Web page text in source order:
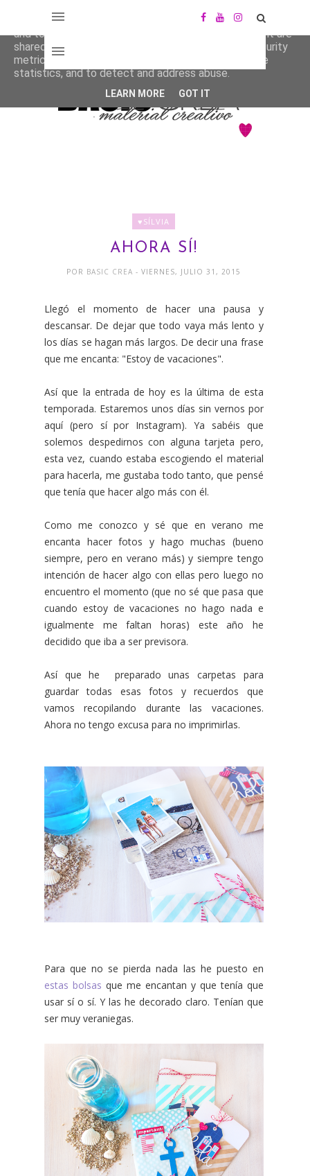
♥SÍLVIA
AHORA SÍ!
POR BASIC CREA- VIERNES, JULIO 31, 2015
Llegó el momento de hacer una pausa y
descansar. De dejar que todo vaya más lento y
los días se hagan más largos. De decir una frase
que me encanta: "Estoy de vacaciones".
Así que la entrada de hoy es la última de esta
temporada. Estaremos unos días sin vernos por
aquí (pero sí por Instagram). Ya sabéis que
solemos despedirnos con alguna tarjeta pero,
esta vez, cuando estaba escogiendo el material
para hacerla, me gustaba todo tanto, que pensé
que tenía que hacer algo más con él.
Como me conozco y sé que en verano me
encanta hacer fotos y hago muchas (bueno
siempre, pero en verano más) y siempre tengo
intención de hacer algo con ellas pero luego no
encuentro el momento (que no sé que pasa que
cuando estoy de vacaciones no hago nada e
igualmente me faltan horas) este año he
decidido que iba a ser previsora.
Así que he preparado unas carpetas para
guardar todas esas fotos y recuerdos que
vamos recopilando durante las vacaciones.
Ahora no tengo excusa para no imprimirlas.
Para que no se pierda nada las he puesto en
estas bolsas que me encantan y que tenía que
usar sí o sí. Y las he decorado claro. Tenían que
ser muy veraniegas.
This site uses cookies from Google to deliver its services
and to analyze traffic. Your IP address and user-agent are
shared with Google along with performance and security
metrics to ensure quality of service, generate usage
statistics, and to detect and address abuse.
LEARN MORE GOT IT